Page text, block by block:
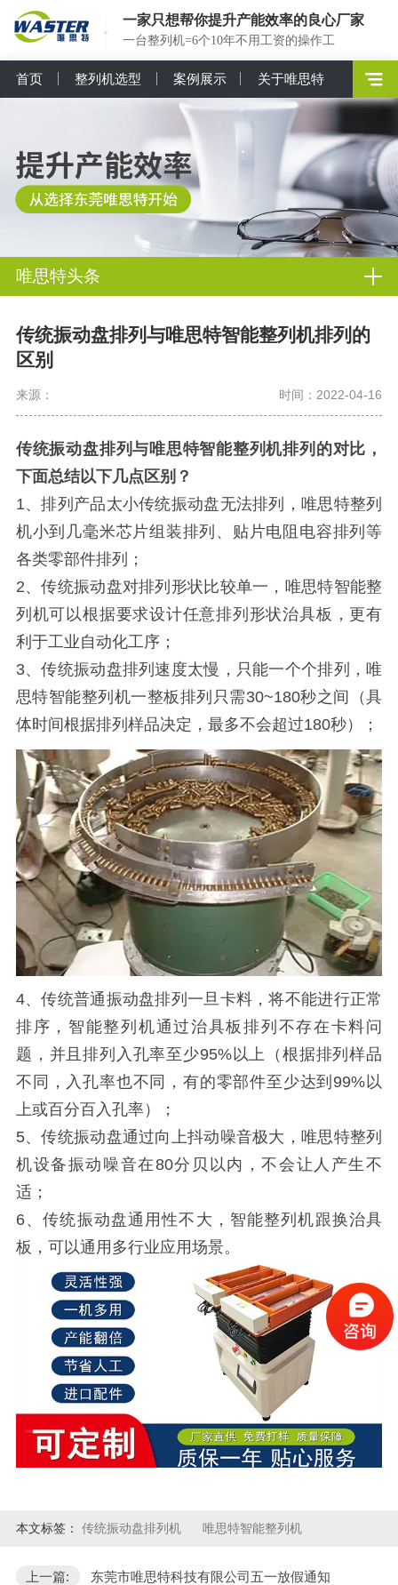
一家只想帮你提升产能效率的良心厂家
一台整列机=6个10年不用工资的操作工
首页 整列机选型 案例展示 关于唯思特
唯思特头条
传统振动盘排列与唯思特智能整列机排列的
区别
来源： 时间：2022-04-16
传统振动盘排列与唯思特智能整列机排列的对比 ，
下面总结以下几点区别？
1、排列产品太小传统振动盘无法排列，唯思特整列
机小到几毫米芯片组装排列、贴片电阻电容排列等
各类零部件排列；
2、传统振动盘对排列形状比较单一，唯思特智能整
列机可以根据要求设计任意排列形状治具板，更有
利于工业自动化工序；
3、传统振动盘排列速度太慢，只能一个个排列，唯
思特智能整列机一整板排列只需30~180秒之间（具
体时间根据排列样品决定，最多不会超过180秒）；
4、传统普通振动盘排列一旦卡料，将不能进行正常
排序，智能整列机通过治具板排列不存在卡料问
题，并且排列入孔率至少95%以上（根据排列样品
不同，入孔率也不同，有的零部件至少达到99%以
上或百分百入孔率）；
5、传统振动盘通过向上抖动噪音极大，唯思特整列
机设备振动噪音在80分贝以内，不会让人产生不
适；
6、传统振动盘通用性不大，智能整列机跟换治具
板，可以通用多行业应用场景。
本文标签： 传统振动盘排列机 唯思特智能整列机
上一篇: 东莞市唯思特科技有限公司五一放假通知